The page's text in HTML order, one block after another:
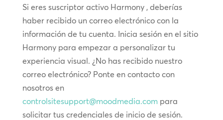
Si eres suscriptor activo Harmony , deberías
haber recibido un correo electrónico con la
información de tu cuenta. Inicia sesión en el sitio
Harmony para empezar a personalizar tu
experiencia visual. ¿No has recibido nuestro
correo electrónico? Ponte en contacto con
nosotros en
controlsitesupport@moodmedia.com para
solicitar tus credenciales de inicio de sesión.